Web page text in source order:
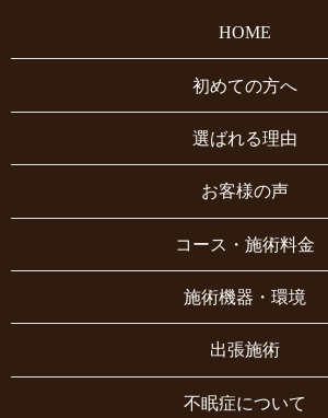
HOME
初めての方へ
選ばれる理由
お客様の声
コース・施術料金
施術機器・環境
出張施術
不眠症について